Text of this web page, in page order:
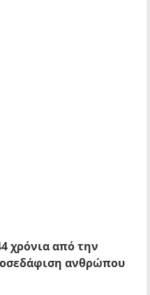
χρόνια από την
ανθρώπου